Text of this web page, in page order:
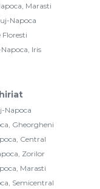
Marasti
Napoca
Iris
Napoca
Gheorgheni
Central
Zorilor
Marasti
Semicentral